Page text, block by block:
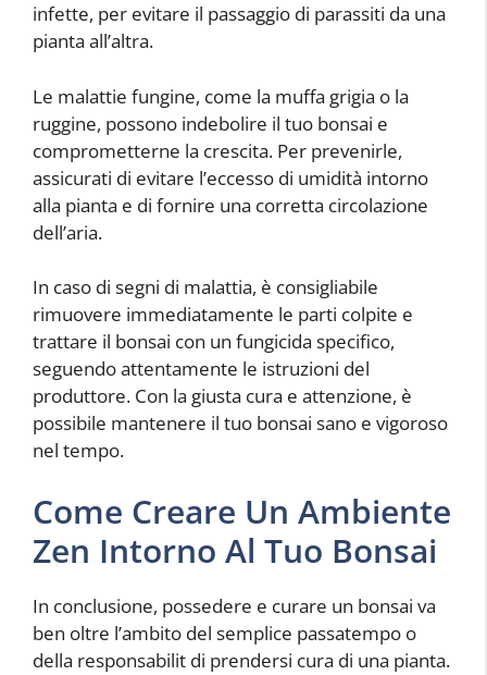
infette, per evitare il passaggio di parassiti da una
pianta all’altra.
Le malattie fungine, come la muffa grigia o la
ruggine, possono indebolire il tuo bonsai e
comprometterne la crescita. Per prevenirle,
assicurati di evitare l’eccesso di umidità intorno
alla pianta e di fornire una corretta circolazione
dell’aria.
In caso di segni di malattia, è consigliabile
rimuovere immediatamente le parti colpite e
trattare il bonsai con un fungicida specifico,
seguendo attentamente le istruzioni del
produttore. Con la giusta cura e attenzione, è
possibile mantenere il tuo bonsai sano e vigoroso
nel tempo.
Come Creare Un Ambiente
Zen Intorno Al Tuo Bonsai
In conclusione, possedere e curare un bonsai va
ben oltre l’ambito del semplice passatempo o
della responsabilit di prendersi cura di una pianta.